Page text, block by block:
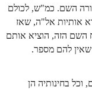
השם. כמ"ש, לכולם
אותיות אל"ה, שאז
השם הזה, הוציא אותם
להם מספר.
בחינותיה הן